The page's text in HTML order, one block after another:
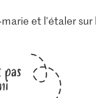
et l'étaler
pas